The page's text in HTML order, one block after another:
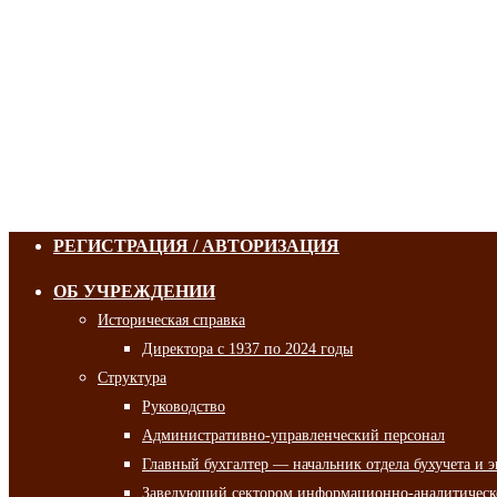
РЕГИСТРАЦИЯ / АВТОРИЗАЦИЯ
ОБ УЧРЕЖДЕНИИ
Историческая справка
Директора с 1937 по 2024 годы
Структура
Руководство
Административно-управленческий персонал
Главный бухгалтер — начальник отдела бухучета и
Заведующий сектором информационно-